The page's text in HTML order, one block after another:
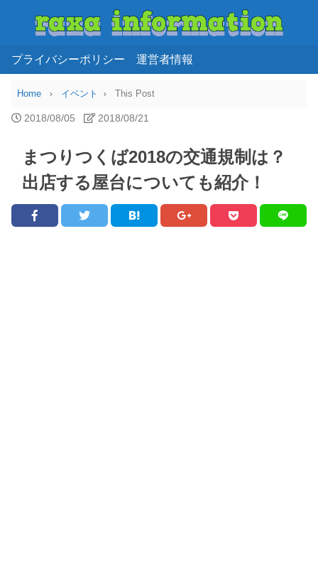
プライバシーポリシー 運営者情報
Home イベント This Post
2018/08/05 2018/08/21
まつりつくば2018の交通規制は？
出店する屋台についても紹介！